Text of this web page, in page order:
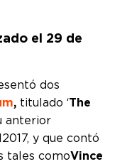
el 29 de
dos
, titulado ‘The
anterior
y que contó
tales comoVince